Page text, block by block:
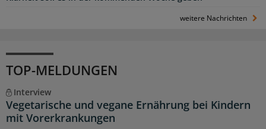
weitere Nachrichten
TOP-MELDUNGEN
Interview
Vegetarische und vegane Ernährung bei Kindern
mit Vorerkrankungen